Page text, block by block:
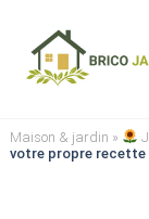
Maison & jardin »
votre propre recette